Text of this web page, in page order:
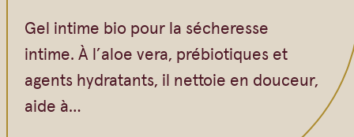
Gel intime bio pour la sécheresse
intime. À l’aloe vera, prébiotiques et
agents hydratants, il nettoie en douceur,
aide à…